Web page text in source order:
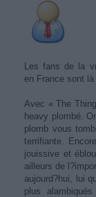
Les fans de la
en France sont
Avec « The
heavy plombé.
plomb vous
terrifiante.
jouissive et
ailleurs de
aujourd?hui, lui
plus